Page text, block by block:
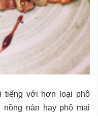
tiếng với hơn loại phô
nàn hay phô mai